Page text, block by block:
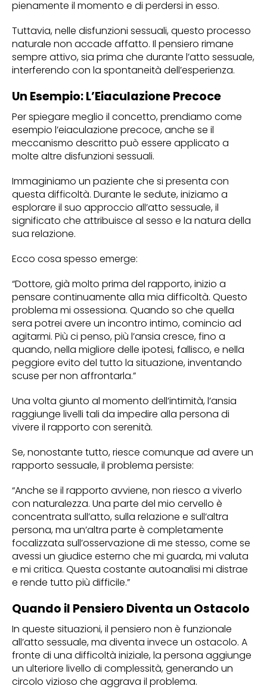
pienamente il momento e di perdersi in esso.
Tuttavia, nelle disfunzioni sessuali, questo processo
naturale non accade affatto. Il pensiero rimane
sempre attivo, sia prima che durante l’atto sessuale,
interferendo con la spontaneità dell’esperienza.
Un Esempio: L’Eiaculazione Precoce
Per spiegare meglio il concetto, prendiamo come
esempio l’eiaculazione precoce, anche se il
meccanismo descritto può essere applicato a
molte altre disfunzioni sessuali.
Immaginiamo un paziente che si presenta con
questa difficoltà. Durante le sedute, iniziamo a
esplorare il suo approccio all’atto sessuale, il
significato che attribuisce al sesso e la natura della
sua relazione.
Ecco cosa spesso emerge:
“Dottore, già molto prima del rapporto, inizio a
pensare continuamente alla mia difficoltà. Questo
problema mi ossessiona. Quando so che quella
sera potrei avere un incontro intimo, comincio ad
agitarmi. Più ci penso, più l’ansia cresce, fino a
quando, nella migliore delle ipotesi, fallisco, e nella
peggiore evito del tutto la situazione, inventando
scuse per non affrontarla.”
Una volta giunto al momento dell’intimità, l’ansia
raggiunge livelli tali da impedire alla persona di
vivere il rapporto con serenità.
Se, nonostante tutto, riesce comunque ad avere un
rapporto sessuale, il problema persiste:
“Anche se il rapporto avviene, non riesco a viverlo
con naturalezza. Una parte del mio cervello è
concentrata sull’atto, sulla relazione e sull’altra
persona, ma un’altra parte è completamente
focalizzata sull’osservazione di me stesso, come se
avessi un giudice esterno che mi guarda, mi valuta
e mi critica. Questa costante autoanalisi mi distrae
e rende tutto più difficile.”
Quando il Pensiero Diventa un Ostacolo
In queste situazioni, il pensiero non è funzionale
all’atto sessuale, ma diventa invece un ostacolo. A
fronte di una difficoltà iniziale, la persona aggiunge
un ulteriore livello di complessità, generando un
circolo vizioso che aggrava il problema.